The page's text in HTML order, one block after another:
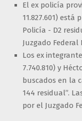
El ex policía
11.827.601)
Policía - D2
Juzgado Federal
Los ex
7.740.810) y
buscados en la
144 residual”.
por el Juzgado